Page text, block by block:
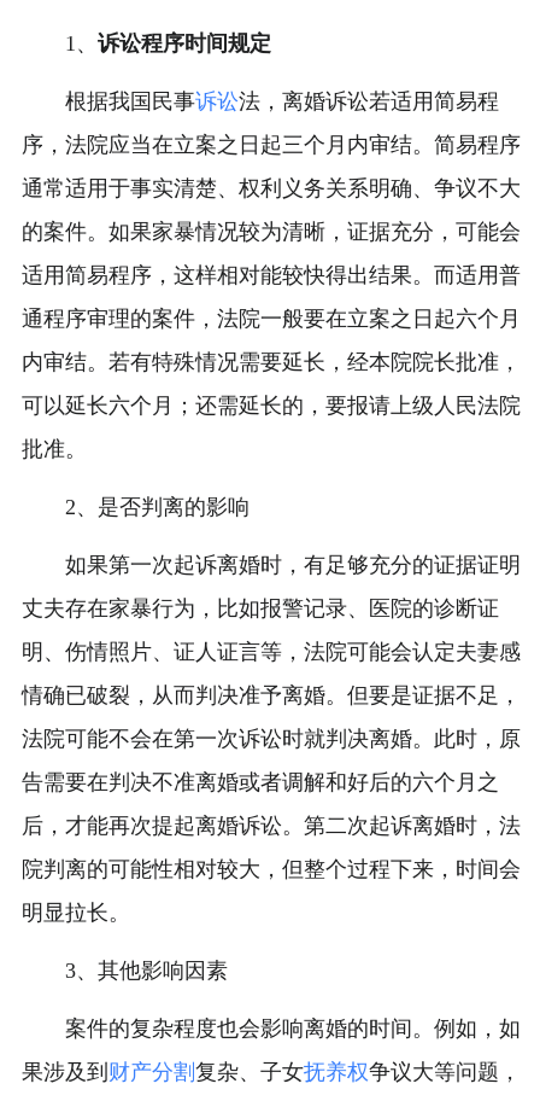
1、 诉讼程序时间规定
根据我国民事诉讼法，离婚诉讼若适用简易程
序，法院应当在立案之日起三个月内审结。简易程序
通常适用于事实清楚、权利义务关系明确、争议不大
的案件。如果家暴情况较为清晰，证据充分，可能会
适用简易程序，这样相对能较快得出结果。而适用普
通程序审理的案件，法院一般要在立案之日起六个月
内审结。若有特殊情况需要延长，经本院院长批准，
可以延长六个月；还需延长的，要报请上级人民法院
批准。
2、是否判离的影响
如果第一次起诉离婚时，有足够充分的证据证明
丈夫存在家暴行为，比如报警记录、医院的诊断证
明、伤情照片、证人证言等，法院可能会认定夫妻感
情确已破裂，从而判决准予离婚。但要是证据不足，
法院可能不会在第一次诉讼时就判决离婚。此时，原
告需要在判决不准离婚或者调解和好后的六个月之
后，才能再次提起离婚诉讼。第二次起诉离婚时，法
院判离的可能性相对较大，但整个过程下来，时间会
明显拉长。
3、其他影响因素
案件的复杂程度也会影响离婚的时间。例如，如
果涉及到 财产分割 复杂、子女抚养权争议大等问题，